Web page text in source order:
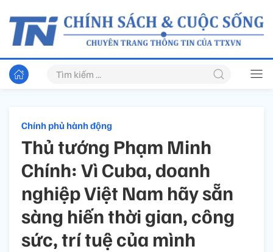
Chính phủ hành động
Thủ tướng Phạm Minh
Chính: Vì Cuba, doanh
nghiệp Việt Nam hãy sẵn
sàng hiến thời gian, công
sức, trí tuệ của mình